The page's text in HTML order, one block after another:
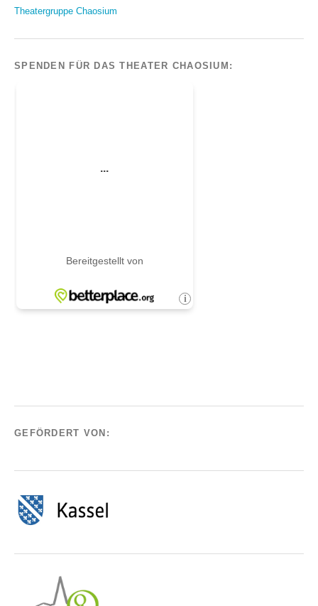
Theatergruppe Chaosium
SPENDEN FÜR DAS THEATER CHAOSIUM:
GEFÖRDERT VON: